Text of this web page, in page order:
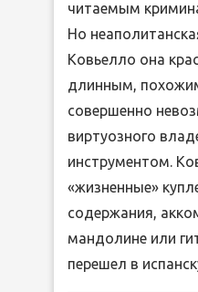
читаемым
Но
Ковьелло она
длинным,
совершенно
виртуозного
инструментом.
«жизненные»
содержания,
мандолине или
перешел в